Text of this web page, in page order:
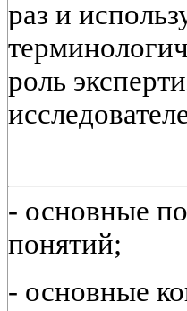
раз и
роль
- основные
понятий;
- основные